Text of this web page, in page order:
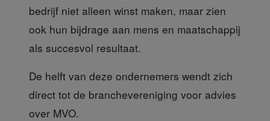
bedrijf niet alleen winst maken, maar zien
ook hun bijdrage aan mens en maatschappij
als succesvol resultaat.
De helft van deze ondernemers wendt zich
direct tot de branchevereniging voor advies
over MVO.